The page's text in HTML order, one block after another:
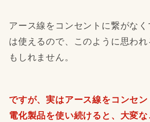
アース線をコンセントに繋がな
は使えるので、このように思わ
もしれません。
ですが、実はアース線をコンセ
電化製品を使い続けると、大変